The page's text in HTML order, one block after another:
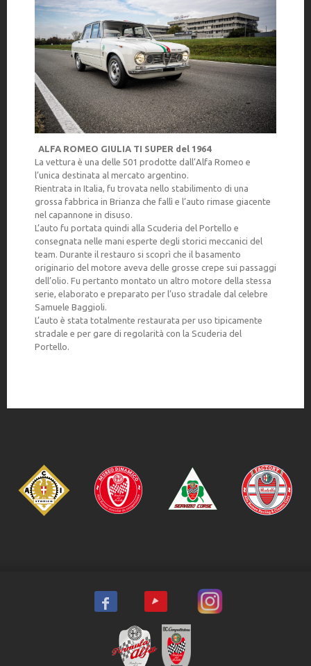
ALFA ROMEO GIULIA TI SUPER del 1964
La vettura è una delle 501 prodotte dall’Alfa Romeo e
l’unica destinata al mercato argentino.
Rientrata in Italia, fu trovata nello stabilimento di una
grossa fabbrica in Brianza che fallì e l’auto rimase giacente
nel capannone in disuso.
L’auto fu portata quindi alla Scuderia del Portello e
consegnata nelle mani esperte degli storici meccanici del
team. Durante il restauro si scoprì che il basamento
originario del motore aveva delle grosse crepe sui passaggi
dell’olio. Fu pertanto montato un altro motore della stessa
serie, elaborato e preparato per l’uso stradale dal celebre
Samuele Baggioli.
L’auto è stata totalmente restaurata per uso tipicamente
stradale e per gare di regolarità con la Scuderia del
Portello.